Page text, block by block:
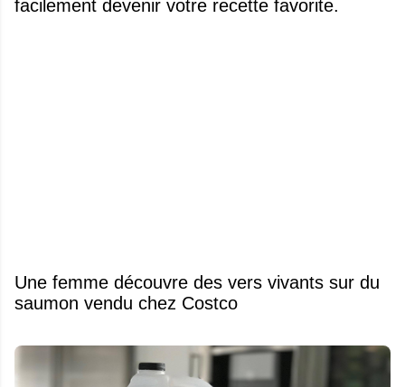
facilement devenir votre recette favorite.
Une femme découvre des vers vivants sur du
saumon vendu chez Costco